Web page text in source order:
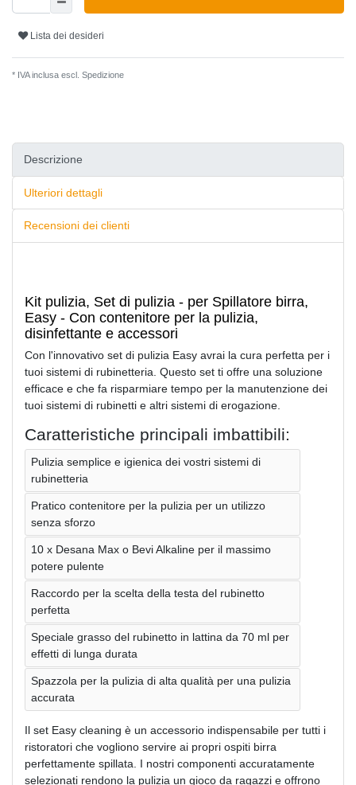
Lista dei desideri
* IVA inclusa escl. Spedizione
Descrizione
Ulteriori dettagli
Recensioni dei clienti
Kit pulizia, Set di pulizia - per Spillatore birra,
Easy - Con contenitore per la pulizia,
disinfettante e accessori
Con l'innovativo set di pulizia Easy avrai la cura perfetta per i
tuoi sistemi di rubinetteria. Questo set ti offre una soluzione
efficace e che fa risparmiare tempo per la manutenzione dei
tuoi sistemi di rubinetti e altri sistemi di erogazione.
Caratteristiche principali imbattibili:
Pulizia semplice e igienica dei vostri sistemi di
rubinetteria
Pratico contenitore per la pulizia per un utilizzo
senza sforzo
10 x Desana Max o Bevi Alkaline per il massimo
potere pulente
Raccordo per la scelta della testa del rubinetto
perfetta
Speciale grasso del rubinetto in lattina da 70 ml per
effetti di lunga durata
Spazzola per la pulizia di alta qualità per una pulizia
accurata
Il set Easy cleaning è un accessorio indispensabile per tutti i
ristoratori che vogliono servire ai propri ospiti birra
perfettamente spillata. I nostri componenti accuratamente
selezionati rendono la pulizia un gioco da ragazzi e offrono